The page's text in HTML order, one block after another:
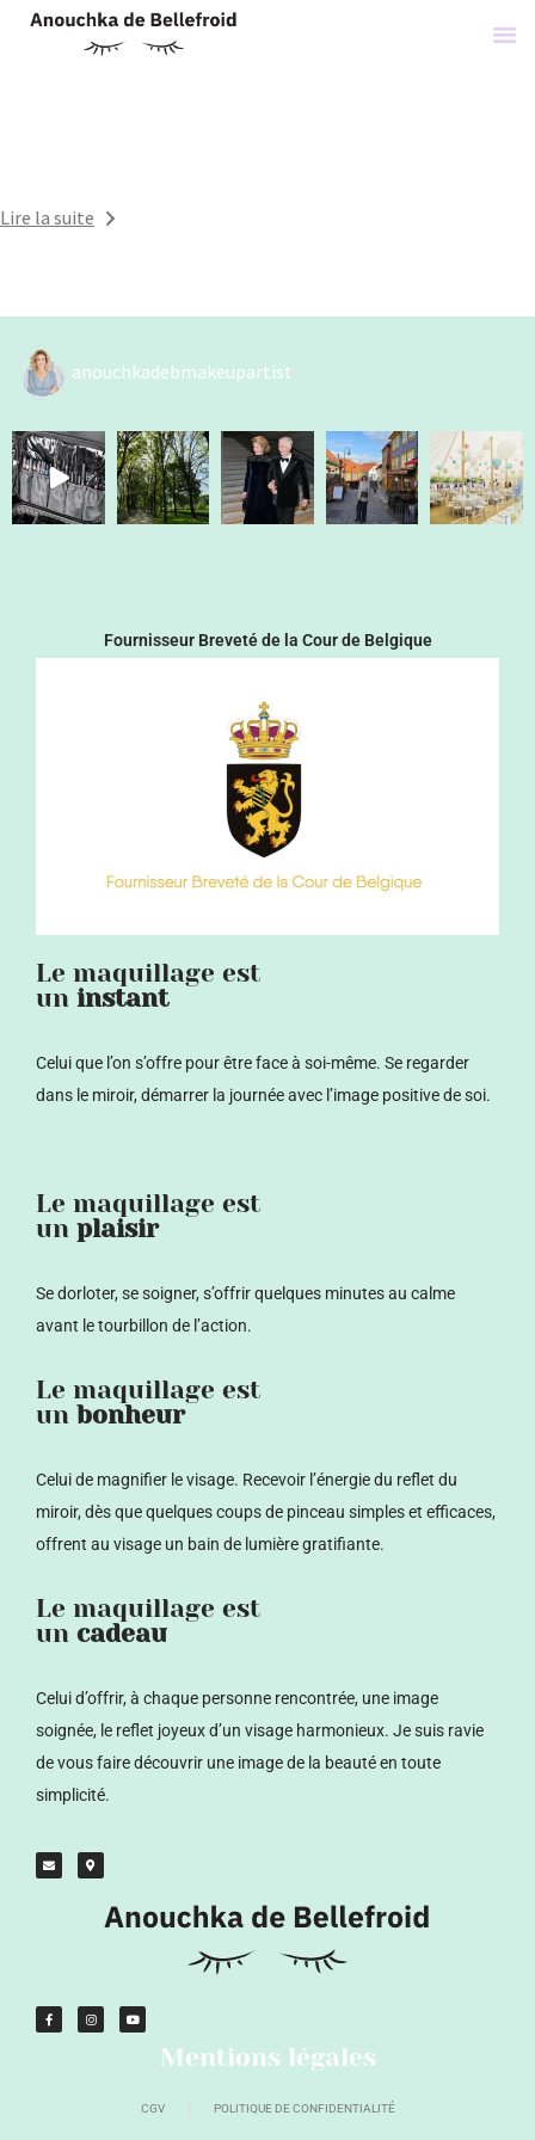
hello@alfcommunication.com
Hello world!
Lire la suite
anouchkadebmakeupartist
Fournisseur Breveté de la Cour de Belgique
Le maquillage est
un instant
Celui que l’on s’offre pour être face à soi-même. Se regarder
dans le miroir, démarrer la journée avec l’image positive de soi.
Le maquillage est
un plaisir
Se dorloter, se soigner, s’offrir quelques minutes au calme
avant le tourbillon de l’action.
Le maquillage est
un bonheur
Celui de magnifier le visage. Recevoir l’énergie du reflet du
miroir, dès que quelques coups de pinceau simples et efficaces,
offrent au visage un bain de lumière gratifiante.
Le maquillage est
un cadeau
Celui d’offrir, à chaque personne rencontrée, une image
soignée, le reflet joyeux d’un visage harmonieux. Je suis ravie
de vous faire découvrir une image de la beauté en toute
simplicité.
Mentions légales
CGV POLITIQUE DE CONFIDENTIALITÉ